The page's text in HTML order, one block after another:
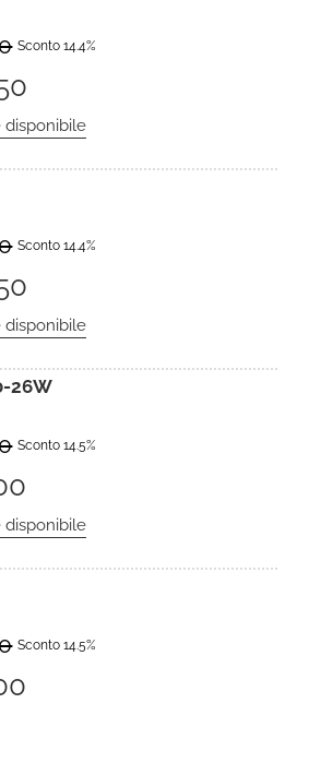
Sconto 14.4%
Sconto 14.4%
26W
Sconto 14.5%
Sconto 14.5%